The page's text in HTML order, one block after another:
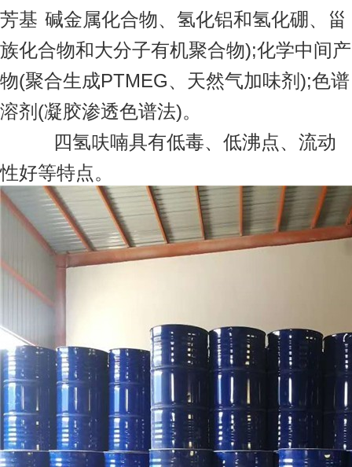
芳基 碱金属化合物、氢化铝和氢化硼、甾
族化合物和大分子有机聚合物);化学中间产
物(聚合生成PTMEG、天然气加味剂);色谱
溶剂(凝胶渗透色谱法)。
四氢呋喃具有低毒、低沸点、流动
性好等特点。